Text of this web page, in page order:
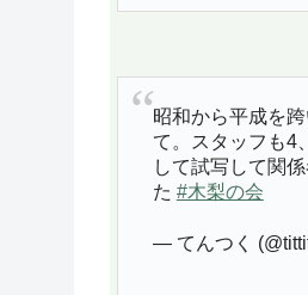
昭和から平成を
て。スタッフも4
して試写して関
た #木梨の会
— てんつく